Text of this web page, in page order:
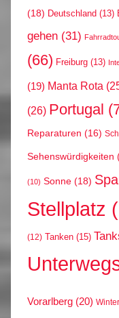
(18) Deutschland (13)
gehen (31)
(66) Freiburg (13)
(19) Manta Rota
(26) Portugal
Reparaturen (16)
Sehenswürdigkeiten
(10) Sonne (18)
Stellplatz
(12) Tanken (15)
Vorarlberg (20) Winter